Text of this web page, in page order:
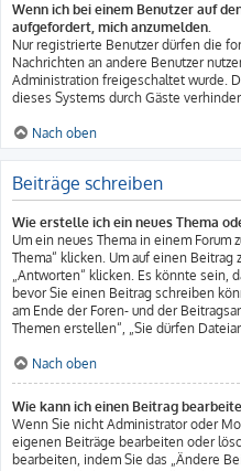
Wenn ich bei einem Benutzer auf
aufgefordert, mich anzumelden.
Nur registrierte Benutzer dürfen die
Nachrichten an andere Benutzer
Administration freigeschaltet wurde.
dieses Systems durch Gäste
Nach oben
Beiträge schreiben
Wie erstelle ich ein neues Thema
Um ein neues Thema in einem Forum
Thema“ klicken. Um auf einen Beitrag
„Antworten“ klicken. Es könnte sein,
bevor Sie einen Beitrag schreiben
am Ende der Foren- und der
Themen erstellen“, „Sie dürfen
Nach oben
Wie kann ich einen Beitrag
Wenn Sie nicht Administrator oder
eigenen Beiträge bearbeiten oder
bearbeiten, indem Sie das „Ändere